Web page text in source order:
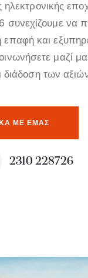
να
και
μαζί
διάδοση των
ΜΕ ΕΜΑΣ
2310 228726